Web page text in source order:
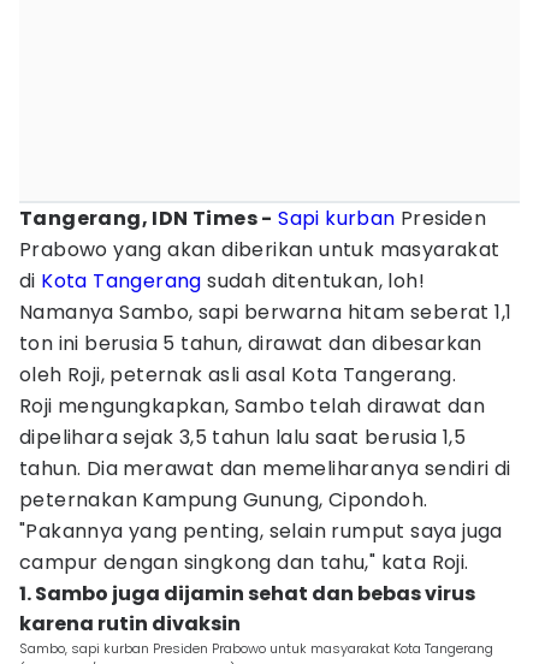
Tangerang, IDN Times - Sapi kurban Presiden
Prabowo yang akan diberikan untuk masyarakat
di Kota Tangerang sudah ditentukan, loh!
Namanya Sambo, sapi berwarna hitam seberat 1,1
ton ini berusia 5 tahun, dirawat dan dibesarkan
oleh Roji, peternak asli asal Kota Tangerang.
Roji mengungkapkan, Sambo telah dirawat dan
dipelihara sejak 3,5 tahun lalu saat berusia 1,5
tahun. Dia merawat dan memeliharanya sendiri di
peternakan Kampung Gunung, Cipondoh.
"Pakannya yang penting, selain rumput saya juga
campur dengan singkong dan tahu," kata Roji.
1. Sambo juga dijamin sehat dan bebas virus
karena rutin divaksin
Sambo, sapi kurban Presiden Prabowo untuk masyarakat Kota Tangerang